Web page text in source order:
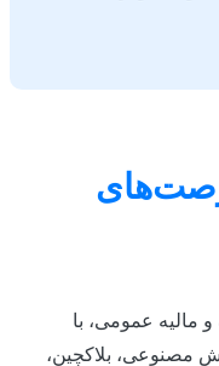
مالیه عمومی، با
مصنوعی، بلاکچین،